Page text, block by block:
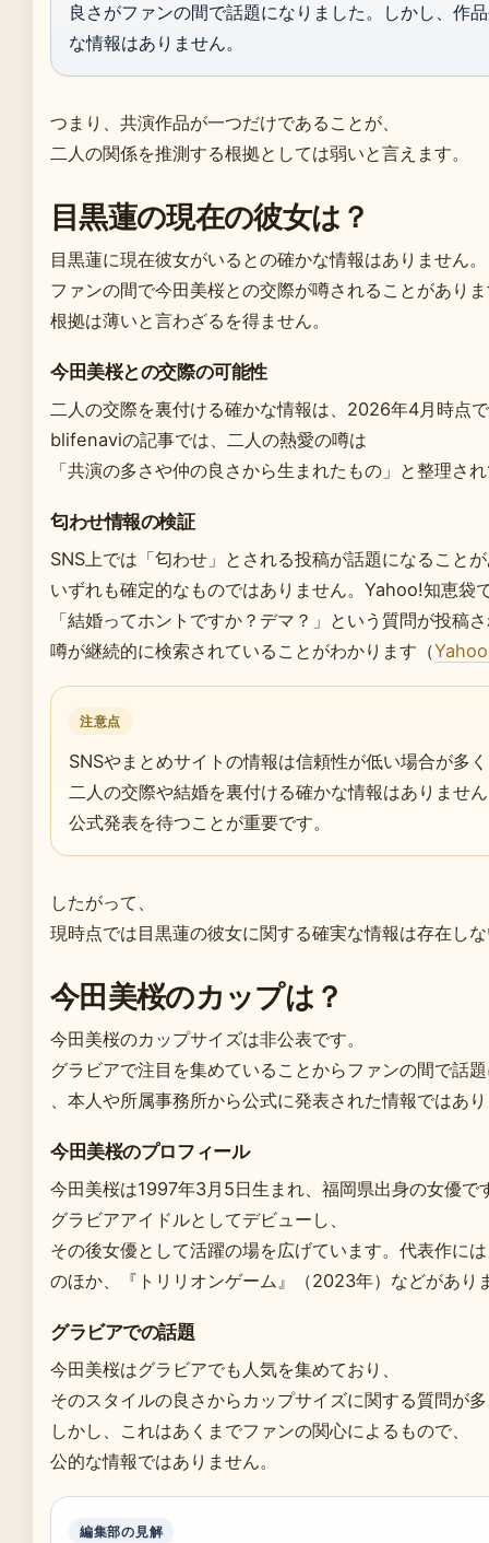
良さがファンの間で話題になりました。しかし、作
な情報はありません。
つまり、共演作品が一つだけであることが、
二人の関係を推測する根拠としては弱いと言えます。
目黒蓮の現在の彼女は？
目黒蓮に現在彼女がいるとの確かな情報はありません。
ファンの間で今田美桜との交際が噂されることがあり
根拠は薄いと言わざるを得ません。
今田美桜との交際の可能性
二人の交際を裏付ける確かな情報は、2026年4月時点
blifenaviの記事では、二人の熱愛の噂は
「共演の多さや仲の良さから生まれたもの」と整理さ
匂わせ情報の検証
SNS上では「匂わせ」とされる投稿が話題になること
いずれも確定的なものではありません。Yahoo!知恵袋
「結婚ってホントですか？デマ？」という質問が投稿
噂が継続的に検索されていることがわかります（
注意点
SNSやまとめサイトの情報は信頼性が低い場合が多
二人の交際や結婚を裏付ける確かな情報はありませ
公式発表を待つことが重要です。
したがって、
現時点では目黒蓮の彼女に関する確実な情報は存在し
今田美桜のカップは？
今田美桜のカップサイズは非公表です。
グラビアで注目を集めていることからファンの間で話
、本人や所属事務所から公式に発表された情報ではあ
今田美桜のプロフィール
今田美桜は1997年3月5日生まれ、福岡県出身の女優で
グラビアアイドルとしてデビューし、
その後女優として活躍の場を広げています。代表作に
のほか、『トリリオンゲーム』（2023年）などがあり
グラビアでの話題
今田美桜はグラビアでも人気を集めており、
そのスタイルの良さからカップサイズに関する質問が
しかし、これはあくまでファンの関心によるもので、
公的な情報ではありません。
編集部の見解